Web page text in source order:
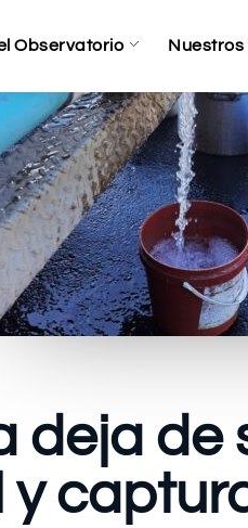
Observatorio Nuestros
deja de